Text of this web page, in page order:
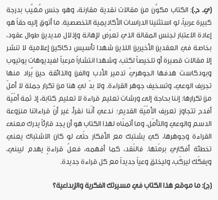
(ي. ح.): الكتاب مكوَّن من مقالات نقدية مقارنة، وهو جنس مُغيَّب بدرجة
كبيرة عربياً، لو استثنينا الدراسات الأكاديمية التخصصية. ما أتوق إليه حقاً هو
إعادة الاعتبار لجنس المقالة الذي تعرّض لإهانة وإذلال مديدين طوال عقود،
بخاصة في العقدين الأخيرين اللذين شهدا تأسيس دكاكين إعلامية لا تنشر
إلا مقالات قصيرة أو تلخيصاً لكتب، وشهدا انتشاراً مرعباً لفيديوهات يوتيوب
وبودكاست هدفها الجوهريّ تدمير الأدب والفن والذائقة حين يُراد منها
تجريف الوعي، وتسخيف جوهر القراءة. ولا بدّ لي هنا من تكرار جملة لا أملّ
من تكرارها: إننا بحاجة إلى ورشات تعليم قراءة لا تعليم كتابة، إذ ثمة أمّيّة
أفدح تتجاوز تعريف الأمّيّة القديم؛ ندعي أنّنا نقرأ، غير أنّ قراءاتنا منزوعة
الدسم والوعي والتأمّل. وما أتمنّاه لهذا الكتاب هو أن يجد قارئاً يدرك معنى
القراءة وجوهرها، كي يشتبك مع الأفكار حتّى لو كان الاشتباك يعني
تخطئة أفكاري برمّتها. فالنّقد، كما أفهمه، فعلُ قراءةٍ يهدم ليبني،
ويفكّك ليركّب، وليخلق وعياً جديداً مع كل قراءة جديدة.
(ج): ما موقع هذا الكتاب في مسيرتك الفكرية والإبداعية؟